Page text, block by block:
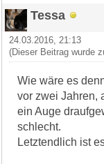
Tessa
24.03.2016, 21:13
(Dieser Beitrag wurde
Wie wäre es
vor zwei Jahren,
ein Auge
schlecht.
Letztendlich ist